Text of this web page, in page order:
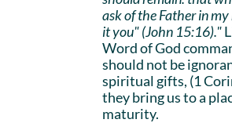
ask of the Father in
it you" (John 15:16)."
Word of God
should not be
spiritual gifts, (1
they bring us to a
maturity.